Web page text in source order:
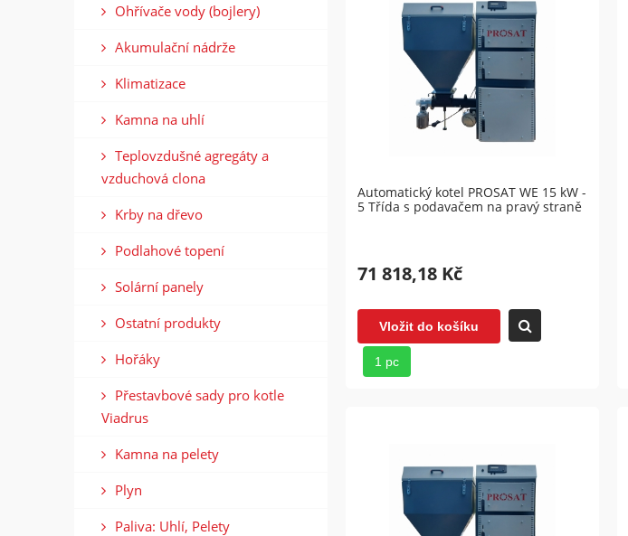
Ohřívače vody (bojlery)
Akumulační nádrže
Klimatizace
Kamna na uhlí
Teplovzdušné agregáty a
vzduchová clona
Krby na dřevo
Podlahové topení
Solární panely
Ostatní produkty
Hořáky
Přestavbové sady pro kotle
Viadrus
Kamna na pelety
Plyn
Paliva: Uhlí, Pelety
Automatický kotel PROSAT WE 15 kW -
5 Třída s podavačem na pravý straně
71 818,18 Kč
Vložit do košíku
1 pc